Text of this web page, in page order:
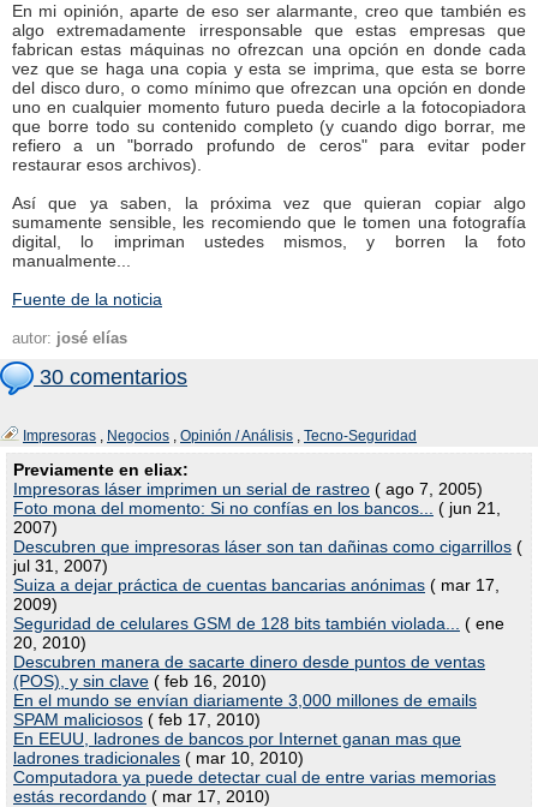
En mi opinión, aparte de eso ser alarmante, creo que también es
algo extremadamente irresponsable que estas empresas que
fabrican estas máquinas no ofrezcan una opción en donde cada
vez que se haga una copia y esta se imprima, que esta se borre
del disco duro, o como mínimo que ofrezcan una opción en donde
uno en cualquier momento futuro pueda decirle a la fotocopiadora
que borre todo su contenido completo (y cuando digo borrar, me
refiero a un "borrado profundo de ceros" para evitar poder
restaurar esos archivos).
Así que ya saben, la próxima vez que quieran copiar algo
sumamente sensible, les recomiendo que le tomen una fotografía
digital, lo impriman ustedes mismos, y borren la foto
manualmente...
Fuente de la noticia
autor: josé elías
30 comentarios
Impresoras , Negocios , Opinión / Análisis , Tecno-Seguridad
Previamente en eliax:
Impresoras láser imprimen un serial de rastreo ( ago 7, 2005)
Foto mona del momento: Si no confías en los bancos...
( jun 21,
2007)
Descubren que impresoras láser son tan dañinas como cigarrillos (
jul 31, 2007)
Suiza a dejar práctica de cuentas bancarias anónimas ( mar 17,
2009)
Seguridad de celulares GSM de 128 bits también violada...
( ene
20, 2010)
Descubren manera de sacarte dinero desde puntos de ventas
(POS), y sin clave ( feb 16, 2010)
En el mundo se envían diariamente 3,000 millones de emails
SPAM maliciosos ( feb 17, 2010)
En EEUU, ladrones de bancos por Internet ganan mas que
ladrones tradicionales ( mar 10, 2010)
Computadora ya puede detectar cual de entre varias memorias
estás recordando ( mar 17, 2010)